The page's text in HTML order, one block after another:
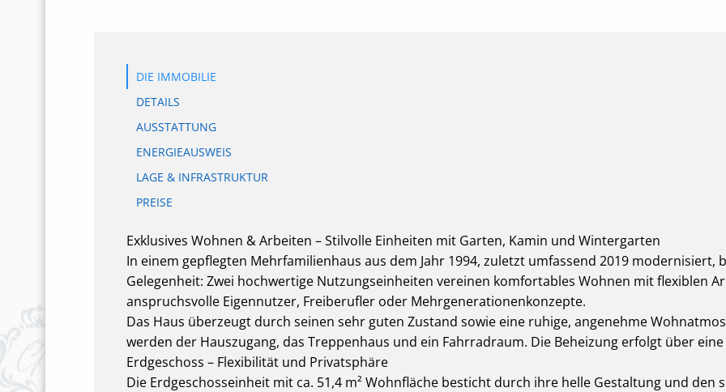
DIE IMMOBILIE
DETAILS
AUSSTATTUNG
ENERGIEAUSWEIS
LAGE & INFRASTRUKTUR
PREISE
Exklusives Wohnen & Arbeiten – Stilvolle Einheiten mit Garten, Kamin und Wintergarten
In einem gepflegten Mehrfamilienhaus aus dem Jahr 1994, zuletzt umfassend 2019 modernisiert,
Gelegenheit: Zwei hochwertige Nutzungseinheiten vereinen komfortables Wohnen mit flexiblen
anspruchsvolle Eigennutzer, Freiberufler oder Mehrgenerationenkonzepte.
Das Haus überzeugt durch seinen sehr guten Zustand sowie eine ruhige, angenehme
werden der Hauszugang, das Treppenhaus und ein Fahrradraum. Die Beheizung erfolgt über
Erdgeschoss – Flexibilität und Privatsphäre
Die Erdgeschosseinheit mit ca. 51,4 m² Wohnfläche besticht durch ihre helle Gestaltung und den